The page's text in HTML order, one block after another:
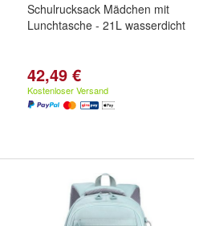
Schulrucksack Mädchen mit
Lunchtasche - 21L wasserdicht
42,49 €
Kostenloser Versand